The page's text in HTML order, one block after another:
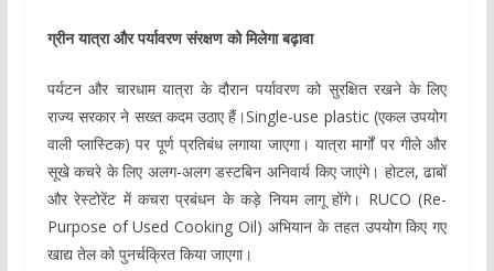
ग्रीन यात्रा और पर्यावरण संरक्षण को मिलेगा बढ़ावा
पर्यटन और चारधाम यात्रा के दौरान पर्यावरण को सुरक्षित रखने के लिए
राज्य सरकार ने सख्त कदम उठाए हैं।Single-use plastic (एकल उपयोग
वाली प्लास्टिक) पर पूर्ण प्रतिबंध लगाया जाएगा। यात्रा मार्गों पर गीले और
सूखे कचरे के लिए अलग-अलग डस्टबिन अनिवार्य किए जाएंगे। होटल, ढाबों
और रेस्टोरेंट में कचरा प्रबंधन के कड़े नियम लागू होंगे। RUCO (Re-
Purpose of Used Cooking Oil) अभियान के तहत उपयोग किए गए
खाद्य तेल को पुनर्चक्रित किया जाएगा।